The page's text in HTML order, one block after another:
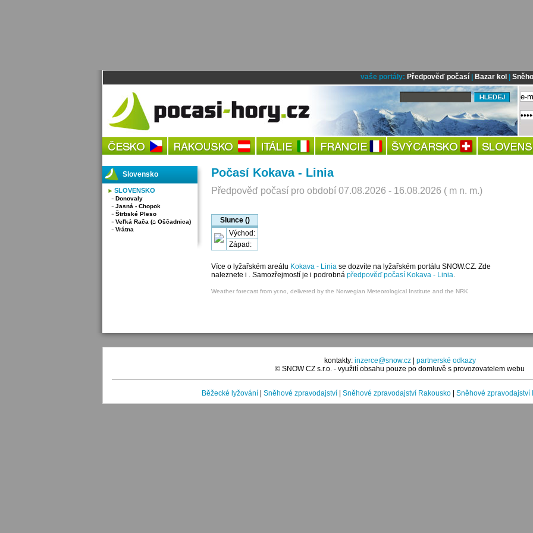
vaše portály: Předpověď počasí| Bazar kol
Počasí Kokava - Linia
Předpověď počasí pro období 07.08.2026 - 16.08.2026 ( m n. m.)
Slunce ()
Východ:
Západ:
Více o lyžařském areálu Kokava - Linia se dozvíte na lyžařském portálu SNOW.CZ. Zde
naleznete i . Samozřejmostí je i podrobná předpověď počasí Kokava - Linia.
Weather forecast from yr.no, delivered by the Norwegian Meteorological Institute and the NRK
Slovensko
SLOVENSKO
Donovaly
Jasná - Chopok
Štrbské Pleso
Veľká Rača (⌂ Oščadnica)
Vrátna
kontakty: inzerce@snow.cz| partnerské odkazy
© SNOW CZ s.r.o. - využití obsahu pouze po domluvě s provozovatelem webu
Běžecké lyžování Sněhové zpravodajství Sněhové zpravodajství Rakousko Sněhové zpravodajství